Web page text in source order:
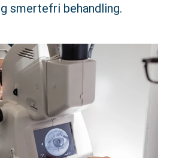
smertefri behandling.